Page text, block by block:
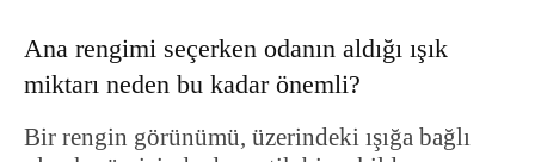
Ana rengimi seçerken odanın aldığı ışık
miktarı neden bu kadar önemli?
Bir rengin görünümü, üzerindeki ışığa bağlı